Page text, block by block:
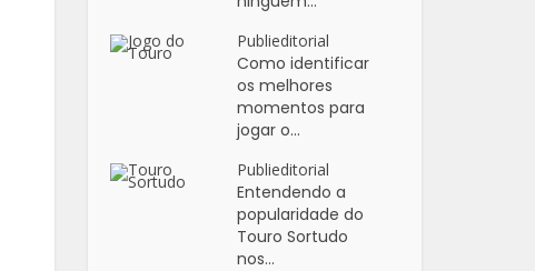
Publieditorial
Como identificar
os melhores
momentos para
jogar o...
Publieditorial
Entendendo a
popularidade do
Touro Sortudo
nos...